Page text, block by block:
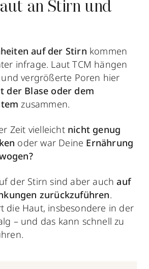
an Stirn und
auf der Stirn kommen
infrage. Laut TCM hängen
und vergrößerte Poren hier
der Blase oder dem
zusammen.
Zeit vielleicht nicht genug
oder war Deine Ernährung
der Stirn sind aber auchauf
zurückzuführen.
die Haut, insbesondere in der
– und das kann schnell zu